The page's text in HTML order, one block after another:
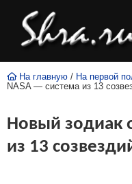
На главную / На первой
NASA — система из 13
Новый зодиак
из 13